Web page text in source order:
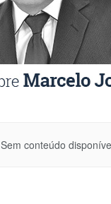
Sem conteúdo